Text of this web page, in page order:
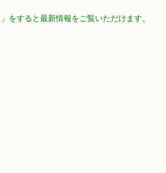
をすると最新情報をご覧いただけます。